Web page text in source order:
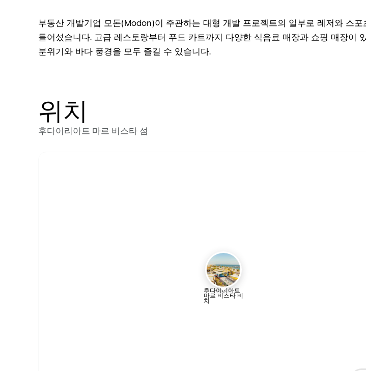
부동산 개발기업 모돈(Modon)이 주관하는 대형 개발 프로젝트의 일부로 레저와 스포
들어섰습니다. 고급 레스토랑부터 푸드 카트까지 다양한 식음료 매장과 쇼핑 매장이
분위기와 바다 풍경을 모두 즐길 수 있습니다.
위치
후다이리아트 마르 비스타 섬
후다이리아트
마르 비스타 비
치